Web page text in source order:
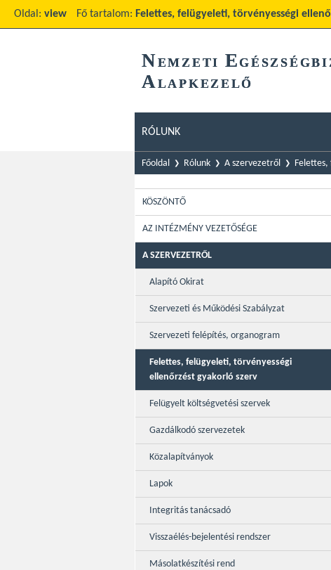
Oldal: view Fő tartalom: Felettes, felügyeleti, törvényességi
NEMZETI E
ALAPKEZELŐ
RÓLUNK
Főoldal Rólunk A szervezetről
KÖSZÖNTŐ
AZ INTÉZMÉNY VEZETŐSÉGE
A SZERVEZETRŐL
Alapító Okirat
Szervezeti és Működési Szabályzat
Szervezeti felépítés, organogram
Felettes, felügyeleti, törvényességi
ellenőrzést gyakorló szerv
Felügyelt költségvetési szervek
Gazdálkodó szervezetek
Közalapítványok
Lapok
Integritás tanácsadó
Visszaélés-bejelentési rendszer
Másolatkészítési rend